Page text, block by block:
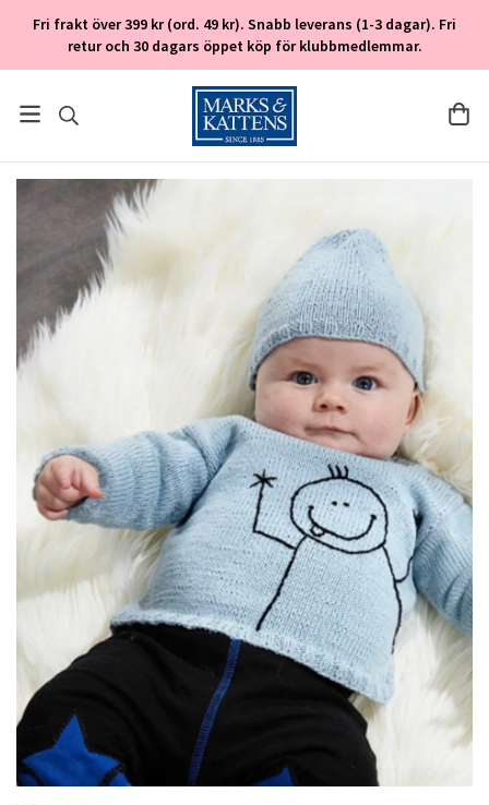
Fri frakt över 399 kr (ord. 49 kr). Snabb leverans (1-3 dagar). Fri
retur och 30 dagars öppet köp för klubbmedlemmar.